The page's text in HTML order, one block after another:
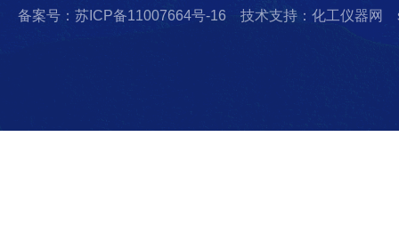
备案号：苏ICP备11007664号-16 技术支持：化工仪器网